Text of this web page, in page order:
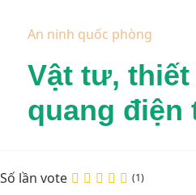
An ninh quốc phòng
Vật tư, thiết
quang điện
Số lần vote (1)